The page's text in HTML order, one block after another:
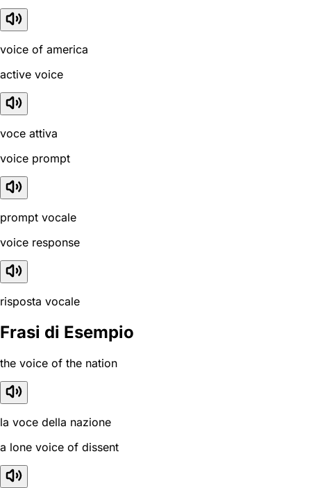
voice of america
active voice
voce attiva
voice prompt
prompt vocale
voice response
risposta vocale
Frasi di Esempio
the voice of the nation
la voce della nazione
a lone voice of dissent